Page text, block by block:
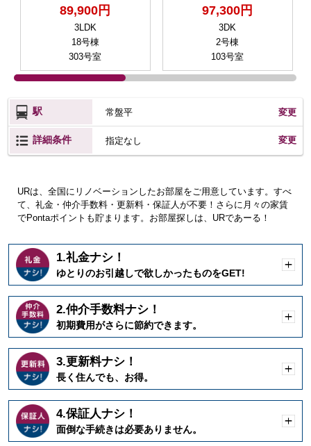
89,900円
3LDK
18号棟
303号室
97,300円
3DK
2号棟
103号室
駅 常盤平 変更
詳細条件 指定なし 変更
URは、全国にリノベーションしたお部屋をご用意しています。すべ
て、礼金・仲介手数料・更新料・保証人が不要！さらに月々の家賃
でPontaポイントも貯まります。お部屋探しは、URであーる！
1.礼金ナシ！
ゆとりのお引越しで欲しかったものをGET!
く
2.仲介手数料ナシ！
初期費用がさらに節約できます。
く
3.更新料ナシ！
長く住んでも、お得。
く
4.保証人ナシ！
面倒な手続きは必要ありません。
く